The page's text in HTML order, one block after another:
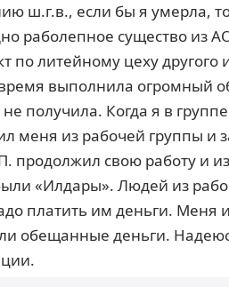
ш.г.в., если бы я умерла,
раболепное существо из
литейному цеху другого
выполнила огромный
получила. Когда я в
меня из рабочей группы и
продолжил свою работу и
«Илдары». Людей из
платить им деньги. Меня
обещанные деньги.